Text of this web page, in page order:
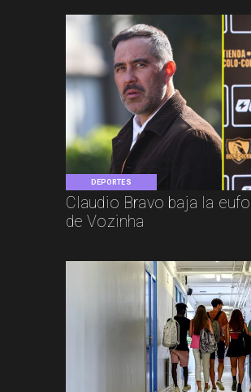
DEPORTES
Claudio Bravo baja la
de Vozinha